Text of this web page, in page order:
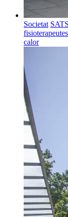
Societat
calor